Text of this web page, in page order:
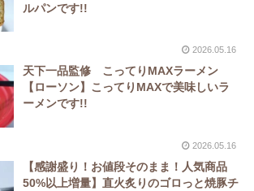
ルパンです!!
2026.05.16
天下一品監修 こってりMAXラーメン
【ローソン】こってりMAXで美味しいラ
ーメンです!!
2026.05.16
【感謝盛り！お値段そのまま！人気商品
50%以上増量】直火炙りのゴロっと焼豚チ